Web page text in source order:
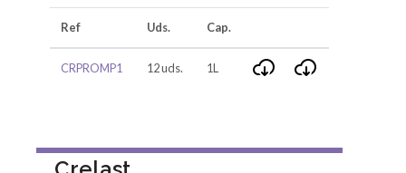
Ref Uds. Cap.
CRPROMP1 12 uds. 1L